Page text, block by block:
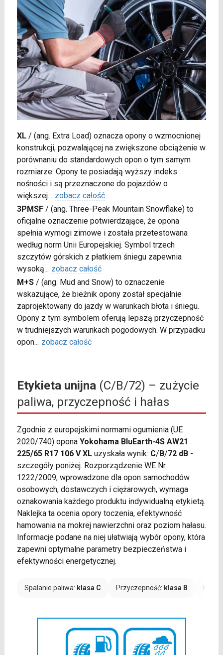
XL/ (ang. Extra Load) oznacza opony o wzmocnionej
konstrukcji, pozwalającej na zwiększone obciążenie w
porównaniu do standardowych opon o tym samym
rozmiarze. Opony te posiadają wyższy indeks
nośności i są przeznaczone do pojazdów o
większej... zobacz całość
3PMSF/ (ang. Three-Peak Mountain Snowflake) to
oficjalne oznaczenie potwierdzające, że opona
spełnia wymogi zimowe i została przetestowana
według norm Unii Europejskiej. Symbol trzech
szczytów górskich z płatkiem śniegu zapewnia
wysoką... zobacz całość
M+S/ (ang. Mud and Snow) to oznaczenie
wskazujące, że bieżnik opony został specjalnie
zaprojektowany do jazdy w warunkach błota i śniegu.
Opony z tym symbolem oferują lepszą przyczepność
w trudniejszych warunkach pogodowych. W przypadku
opon... zobacz całość
Etykieta unijna(C/B/72) – zużycie
paliwa, przyczepność i hałas
Zgodnie z europejskimi normami ogumienia (UE
2020/740) opona Yokohama BluEarth-4S AW21
225/65 R17 106 V XLuzyskała wynik: C/B/72 dB-
szczegóły poniżej. Rozporządzenie WE Nr
1222/2009, wprowadzone dla opon samochodów
osobowych, dostawczych i ciężarowych, wymaga
oznakowania każdego produktu indywidualną etykietą.
Naklejka ta ocenia opory toczenia, efektywność
hamowania na mokrej nawierzchni oraz poziom hałasu.
Informacje podane na niej ułatwiają wybór opony, która
zapewni optymalne parametry bezpieczeństwa i
efektywności energetycznej.
Spalanie paliwa: klasa C Przyczepność: klasa B